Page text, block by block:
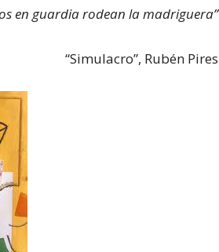
en guardia rodean la madriguera”
“Simulacro”, Rubén Pires